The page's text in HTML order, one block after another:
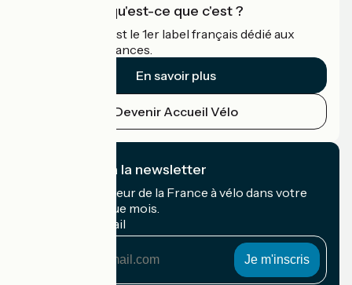
Accueil Vélo qu'est-ce que c'est ?
Accueil Vélo c'est le 1er label français dédié aux
cyclistes en vacances.
En savoir plus
Devenir Accueil Vélo
Je m'abonne à la newsletter
Recevez le meilleur de la France à vélo dans votre
boîte mail chaque mois.
Mon adresse mail